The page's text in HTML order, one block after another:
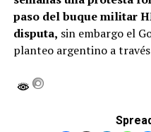
paso del buque militar
disputa, sin embargo el
planteo argentino a